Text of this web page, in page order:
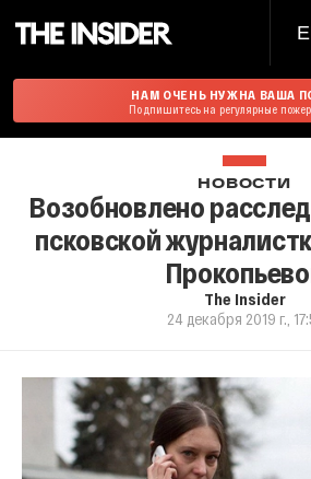
НАМ ОЧЕНЬ НУЖНА ВАША
Подпишитесь на регулярные
НОВОСТИ
Возобновлено
псковской
The Insider
24 декабря 2019 г.,